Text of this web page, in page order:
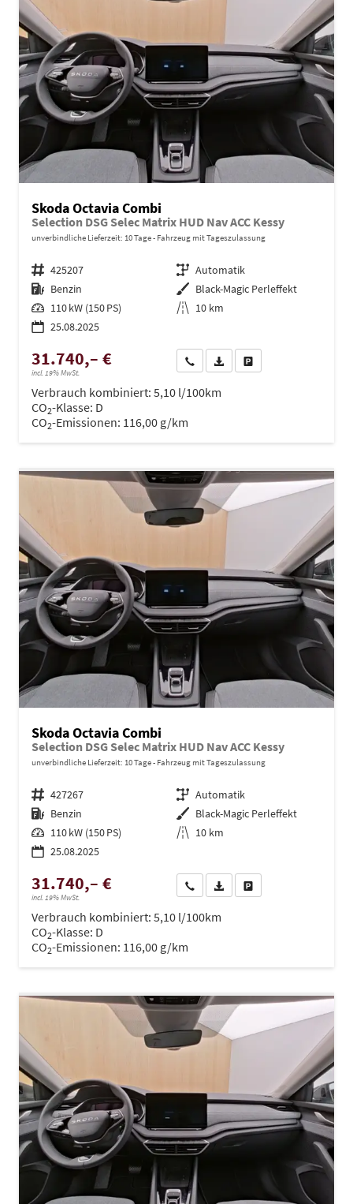
Skoda Octavia Combi
Selection DSG Selec Matrix HUD Nav ACC Kessy
unverbindliche Lieferzeit: 10 Tage Fahrzeug mit Tageszulassung
Fahrzeugnr. 425207 Getriebe Automatik
Kraftstoff Benzin Außenfarbe Black-Magic Perleffekt
Leistung 110 kW (150 PS) Kilometerstand 10 km
25.08.2025
31.740,– €
incl. 19% MwSt.
Wir rufen Sie anPDF-Datei, Fahrzeugexposé
Verbrauch kombiniert: 5,10 l/100km
CO2-Klasse: D
CO2-Emissionen: 116,00 g/km
Skoda Octavia Combi
Selection DSG Selec Matrix HUD Nav ACC Kessy
unverbindliche Lieferzeit: 10 Tage Fahrzeug mit Tageszulassung
Fahrzeugnr. 427267 Getriebe Automatik
Kraftstoff Benzin Außenfarbe Black-Magic Perleffekt
Leistung 110 kW (150 PS) Kilometerstand 10 km
25.08.2025
31.740,– €
incl. 19% MwSt.
Wir rufen Sie anPDF-Datei, Fahrzeugexposé
Verbrauch kombiniert: 5,10 l/100km
CO2-Klasse: D
CO2-Emissionen: 116,00 g/km